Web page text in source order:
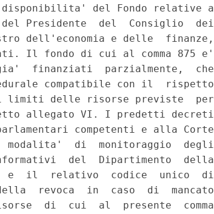
disponibilita' del Fondo relative a
Presidente  del  Consiglio  dei
dell'economia e delle  finanze,
Il fondo di cui al comma 875 e'
finanziati  parzialmente,  che
compatibile con il  rispetto
limiti delle risorse previste  per
allegato VI. I predetti decreti
competenti e alla Corte
di  monitoraggio  degli
del  Dipartimento  della
e  il  relativo  codice  unico  di
revoca  in  caso  di  mancato
di  cui  al  presente  comma